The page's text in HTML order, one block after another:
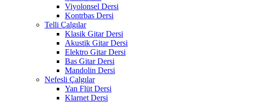
Viyolonsel Dersi
Kontrbas Dersi
Telli Çalgılar
Klasik Gitar Dersi
Akustik Gitar Dersi
Elektro Gitar Dersi
Bas Gitar Dersi
Mandolin Dersi
Nefesli Çalgılar
Yan Flüt Dersi
Klarnet Dersi